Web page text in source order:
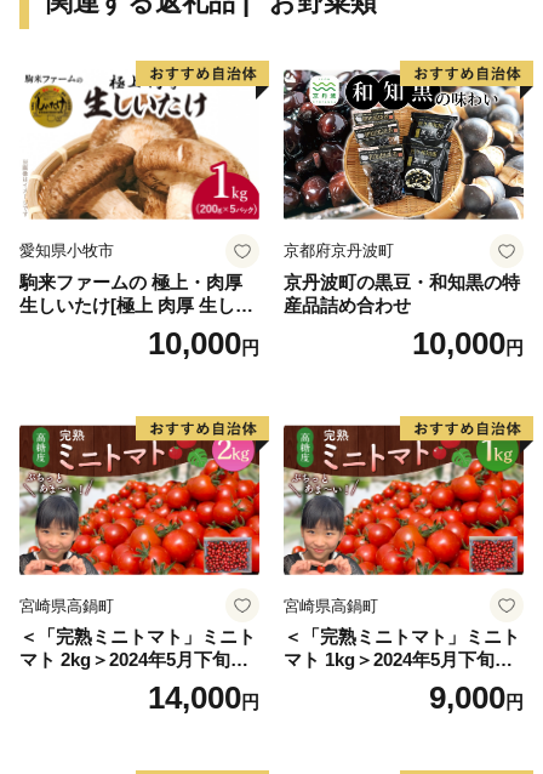
に里帰りした国宝「山鳥毛」の山野が燃えるようにも見
備前長船刀剣博物館にてこの地で古より受け継がれてき
た刀剣文化をご鑑賞ください。
３町それぞれの魅力が詰まった瀬戸内市に是非一度お越
しください。
愛知県小牧市
駒来ファームの 極上・肉厚
生しいたけ[極上 肉厚 生しい
たけ 生シイタケ 生椎茸 安心
安全 国産 採れたて 新鮮 きの
10,000円
京都府京丹波町
京丹波町の黒豆・和知黒の特
産品詰め合わせ
10,000円
宮崎県高鍋町
＜「完熟ミニトマト」ミニト
マト 2kg＞2024年5月下旬迄
に順次出荷 野菜ソムリエサ
ミット アルル・リリカ共に
14,000円
宮崎県高鍋町
＜「完熟ミニトマト」ミニト
マト 1kg＞2024年5月下旬迄
に順次出荷 野菜ソムリエサ
ミット アルル・リリカ共に
9,000円